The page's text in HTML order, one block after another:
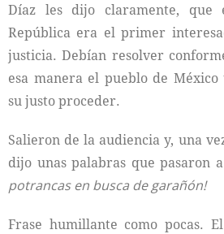
Díaz les dijo claramente, que
República era el primer
justicia. Debían resolver
esa manera el pueblo de
su justo proceder.
Salieron de la audiencia y, una
dijo unas palabras que pasaron
potrancas en busca de garañón!
Frase humillante como pocas.